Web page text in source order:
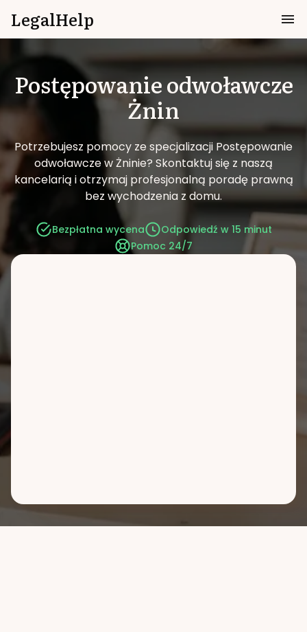
LegalHelp
Postępowanie odwoławcze
Żnin
Potrzebujesz pomocy ze specjalizacji Postępowanie
odwoławcze w Żninie? Skontaktuj się z naszą
kancelarią i otrzymaj profesjonalną poradę prawną
bez wychodzenia z domu.
Bezpłatna wycena
Odpowiedź w 15 minut
Pomoc 24/7